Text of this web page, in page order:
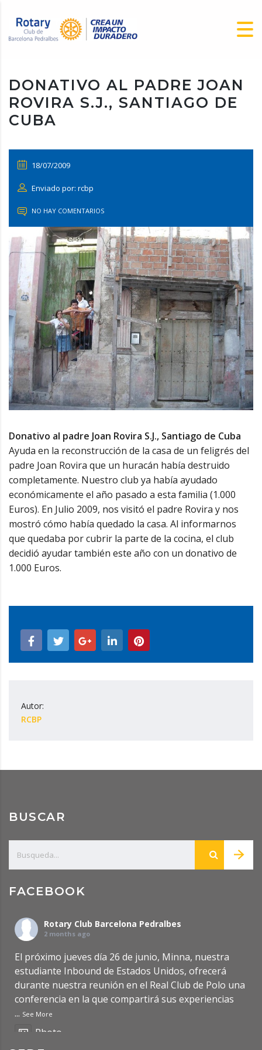
DONATIVO AL PADRE JOAN
ROVIRA S.J., SANTIAGO DE
CUBA
18/07/2009
Enviado por: rcbp
NO HAY COMENTARIOS
Donativo al padre Joan Rovira S.J., Santiago de Cuba
Ayuda en la reconstrucción de la casa de un feligrés del
padre Joan Rovira que un huracán había destruido
completamente. Nuestro club ya había ayudado
económicamente el año pasado a esta familia (1.000
Euros). En Julio 2009, nos visitó el padre Rovira y nos
mostró cómo había quedado la casa. Al informarnos
que quedaba por cubrir la parte de la cocina, el club
decidió ayudar también este año con un donativo de
1.000 Euros.
Autor:
RCBP
BUSCAR
FACEBOOK
Rotary Club Barcelona Pedralbes
2 months ago
El próximo jueves día 26 de junio, Minna, nuestra
estudiante Inbound de Estados Unidos, ofrecerá
durante nuestra reunión en el Real Club de Polo una
conferencia en la que compartirá sus experiencias
... See More
Photo